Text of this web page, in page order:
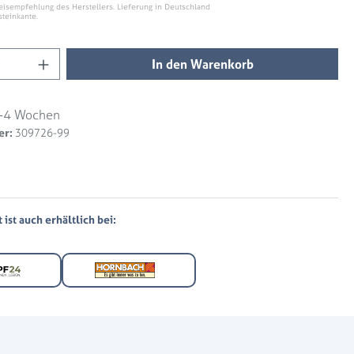
des Herstellers. Lieferung in Deutschland
Anzahl: Gib den gewünschten Wert ein
In den Warenkorb
Wochen
309726-99
ist auch erhältlich bei: